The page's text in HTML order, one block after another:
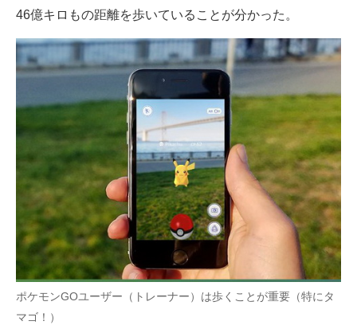
スマホと通信の最新トレンド
進化するPCとデバイスの未来
好きが集まる 比べて選べる
ビジネスと働き方のヒント
AI活用のいまが分かる
企業ITのトレンドを詳説
経営リーダーのコミュニティ
マーケ×ITの今がよく分かる
企業向けIT製品の総合サイト
46億キロもの距離を歩いていることが分かった。
ポケモンGOユーザー（トレーナー）は歩くことが重要（特にタ
マゴ！）